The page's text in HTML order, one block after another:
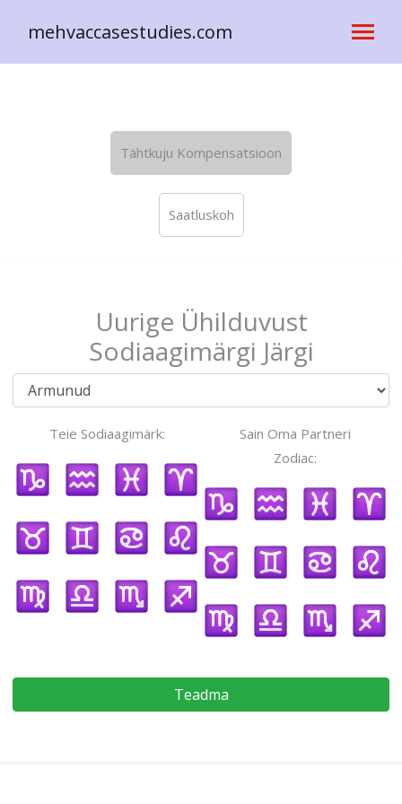
mehvaccasestudies.com
Tähtkuju Kompensatsioon
Saatluskoh
Uurige Ühilduvust
Sodiaagimärgi Järgi
Teie Sodiaagimärk:
Sain Oma Partneri
Zodiac:
Teadma